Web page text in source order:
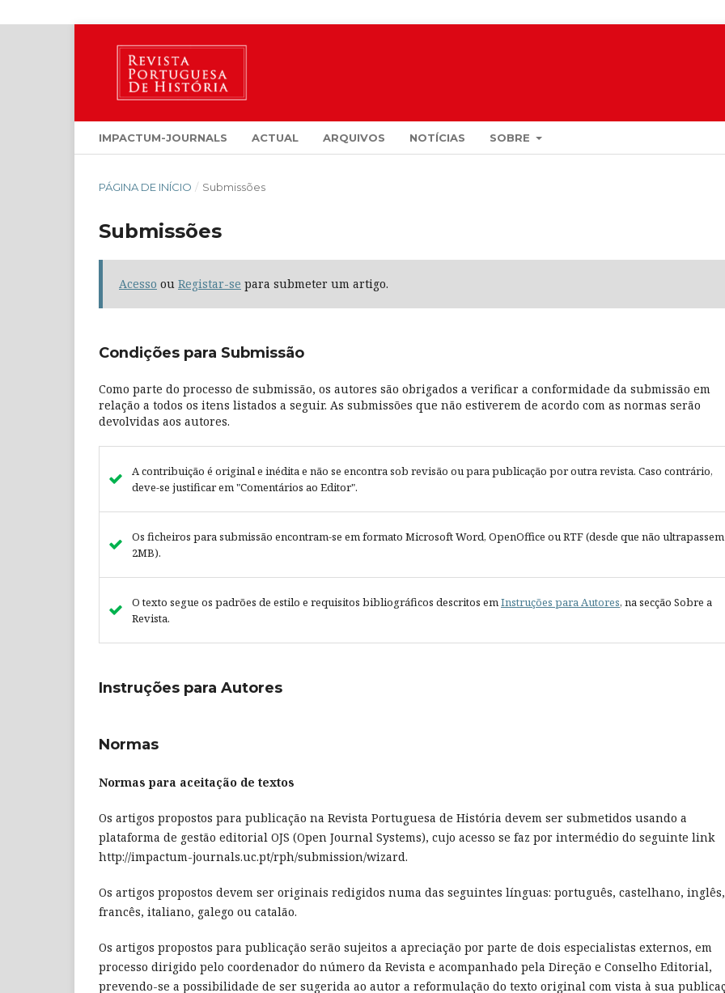
IMPACTUM-JOURNALS ACTUAL ARQUIVOS NOTÍCIAS SOBRE
PÁGINA DE INÍCIO / Submissões
Submissões
Acesso ou Registar-se para submeter um artigo.
Condições para Submissão
Como parte do processo de submissão, os autores são obrigados a verificar a conformidade da submissão em
relação a todos os itens listados a seguir. As submissões que não estiverem de acordo com as normas serão
devolvidas aos autores.
A contribuição é original e inédita e não se encontra sob revisão ou para publicação por outra revista. Caso contrário,
deve-se justificar em "Comentários ao Editor".
Os ficheiros para submissão encontram-se em formato Microsoft Word, OpenOffice ou RTF (desde que não ultrapassem
2MB).
O texto segue os padrões de estilo e requisitos bibliográficos descritos emInstruções para Autores, na secção Sobre a
Revista.
Instruções para Autores
Normas
Normas para aceitação de textos
Os artigos propostos para publicação na Revista Portuguesa de História devem ser submetidos usando a
plataforma de gestão editorial OJS (Open Journal Systems), cujo acesso se faz por intermédio do seguinte link
http://impactum-journals.uc.pt/rph/submission/wizard.
Os artigos propostos devem ser originais redigidos numa das seguintes línguas: português, castelhano, inglês,
francês, italiano, galego ou catalão.
Os artigos propostos para publicação serão sujeitos a apreciação por parte de dois especialistas externos, em
processo dirigido pelo coordenador do número da Revista e acompanhado pela Direção e Conselho Editorial,
prevendo-se a possibilidade de ser sugerida ao autor a reformulação do texto original com vista à sua